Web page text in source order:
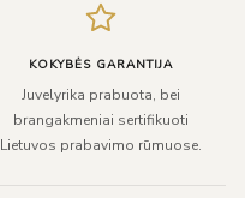
KOKYBĖS GARANTIJA
Juvelyrika prabuota, bei
brangakmeniai sertifikuoti
Lietuvos prabavimo rūmuose.